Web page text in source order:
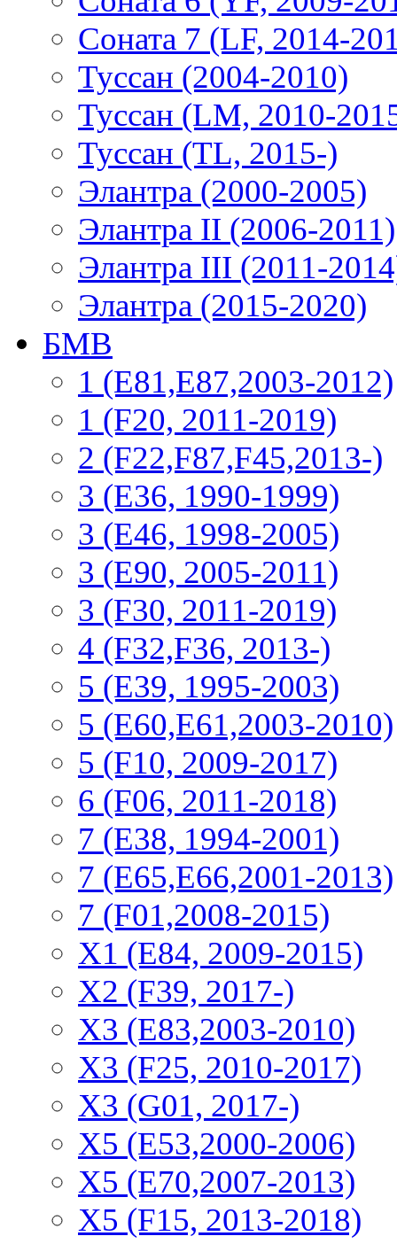
Соната 7 (LF, 2014-
Туссан (2004-2010)
Туссан (LM, 2010-
Туссан (TL, 2015-)
Элантра (2000-2005)
Элантра II (2006-2011)
Элантра III (2011-
Элантра (2015-2020)
БМВ
1 (E81,E87,2003-2012)
1 (F20, 2011-2019)
2 (F22,F87,F45,2013-)
3 (Е36, 1990-1999)
3 (E46, 1998-2005)
3 (E90, 2005-2011)
3 (F30, 2011-2019)
4 (F32,F36, 2013-)
5 (E39, 1995-2003)
5 (E60,E61,2003-2010)
5 (F10, 2009-2017)
6 (F06, 2011-2018)
7 (E38, 1994-2001)
7 (E65,E66,2001-2013)
7 (F01,2008-2015)
X1 (E84, 2009-2015)
Х2 (F39, 2017-)
X3 (E83,2003-2010)
X3 (F25, 2010-2017)
X3 (G01, 2017-)
X5 (E53,2000-2006)
X5 (E70,2007-2013)
X5 (F15, 2013-2018)